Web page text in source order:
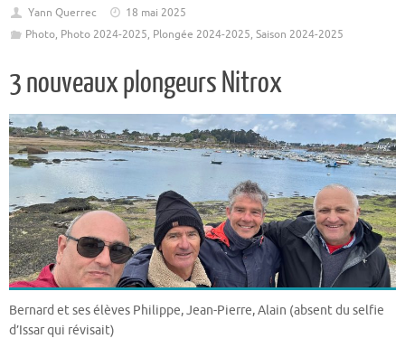
Yann Querrec
18 mai 2025
Photo, Photo 2024-2025, Plongée 2024-2025, Saison 2024-2025
3 nouveaux plongeurs Nitrox
Bernard et ses élèves Philippe, Jean-Pierre, Alain (absent du selfie
d’Issar qui révisait)